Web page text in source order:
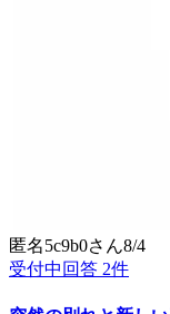
匿名5c9b0さん8/4
受付中 回答 2件